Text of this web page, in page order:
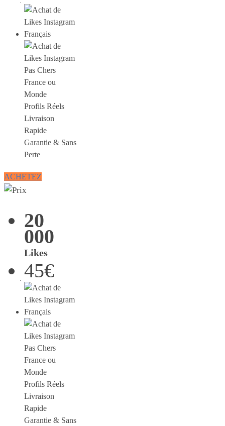
France ou
Monde
Profils Réels
Livraison
Rapide
Garantie & Sans
Perte
ACHETEZ
20
000
Likes
45€
France ou
Monde
Profils Réels
Livraison
Rapide
Garantie & Sans